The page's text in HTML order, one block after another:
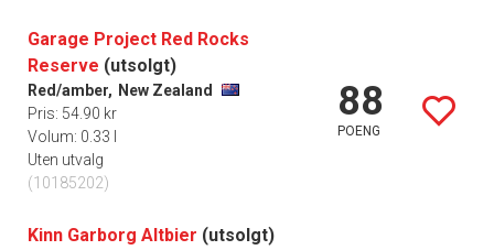
Garage Project Red Rocks
Reserve (utsolgt)
Red/amber, New Zealand
Pris: 54.90 kr
Volum: 0.33 l
Uten utvalg
(10185202)
88
POENG
Kinn Garborg Altbier (utsolgt)